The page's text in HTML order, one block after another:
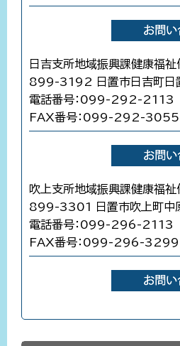
日吉支所地域振興課健康福祉
899-3192 日置市日吉町日
電話番号：099-292-2113
FAX番号：099-292-3055
吹上支所地域振興課健康福祉
899-3301 日置市吹上町
電話番号：099-296-2113
FAX番号：099-296-3299